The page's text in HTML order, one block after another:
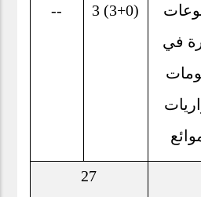
في
3 (3+0)
--
27